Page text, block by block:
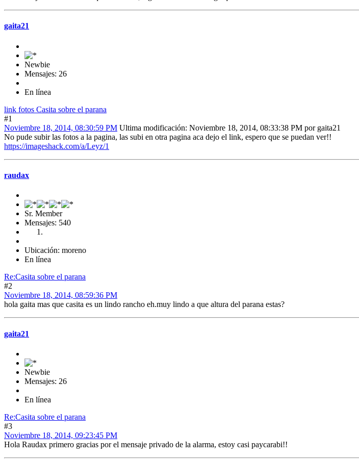
gaita21
Newbie
Mensajes: 26
En línea
link fotos Casita sobre el parana
#1
Noviembre 18, 2014, 08:30:59 PM Ultima modificación: Noviembre 18, 2014, 08:33:38 PM por gaita21
No pude subir las fotos a la pagina, las subi en otra pagina aca dejo el link, espero que se puedan ver!!
https://imageshack.com/a/Leyz/1
raudax
Sr. Member
Mensajes: 540
Ubicación: moreno
En línea
Re:Casita sobre el parana
#2
Noviembre 18, 2014, 08:59:36 PM
hola gaita mas que casita es un lindo rancho eh.muy lindo a que altura del parana estas?
gaita21
Newbie
Mensajes: 26
En línea
Re:Casita sobre el parana
#3
Noviembre 18, 2014, 09:23:45 PM
Hola Raudax primero gracias por el mensaje privado de la alarma, estoy casi paycarabi!!